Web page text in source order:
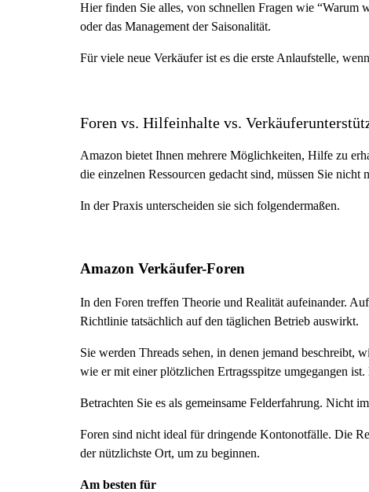
Hier finden Sie alles, von schnellen Fragen wie “Warum
oder das Management der Saisonalität.
Für viele neue Verkäufer ist es die erste Anlaufstelle,
Foren vs. Hilfeinhalte vs.
Amazon bietet Ihnen mehrere Möglichkeiten, Hilfe zu
die einzelnen Ressourcen gedacht sind, müssen Sie
In der Praxis unterscheiden sie sich folgendermaßen.
Amazon Verkäufer-Foren
In den Foren treffen Theorie und Realität aufeinander.
Richtlinie tatsächlich auf den täglichen Betrieb auswirkt.
Sie werden Threads sehen, in denen jemand beschreibt,
wie er mit einer plötzlichen Ertragsspitze umgegangen
Betrachten Sie es als gemeinsame Felderfahrung. Nicht
Foren sind nicht ideal für dringende Kontonotfälle. Die
der nützlichste Ort, um zu beginnen.
Am besten für